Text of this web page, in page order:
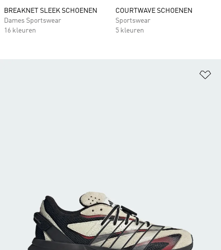
BREAKNET SLEEK SCHOENEN
Dames Sportswear
16 kleuren
COURTWAVE SCHOENEN
Sportswear
5 kleuren